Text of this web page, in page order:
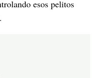
esos pelitos